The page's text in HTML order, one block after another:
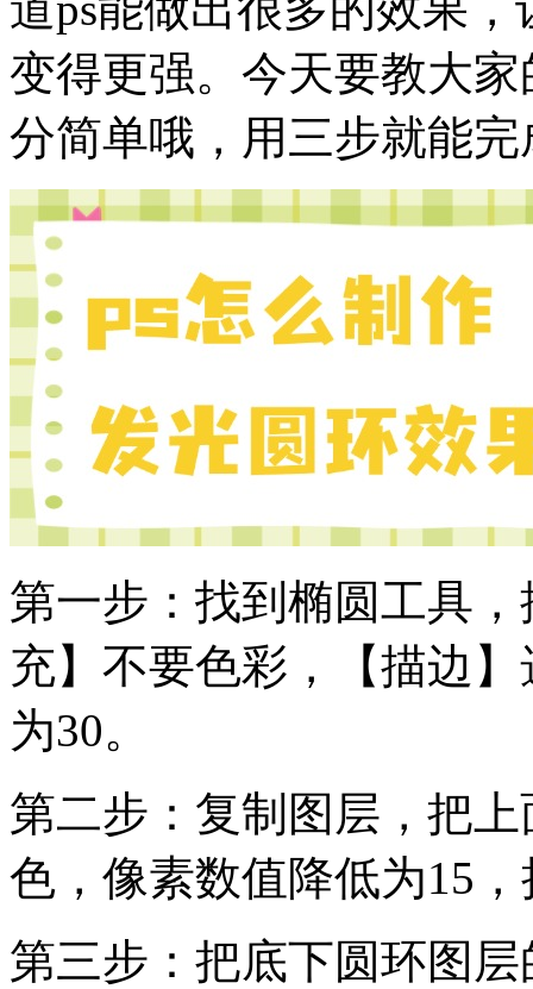
变得更强。今天要教大
分简单哦，用三步就能完
第一步：找到椭圆工具
充】不要色彩，【描边
为30。
第二步：复制图层，把
色，像素数值降低为15
第三步：把底下圆环图